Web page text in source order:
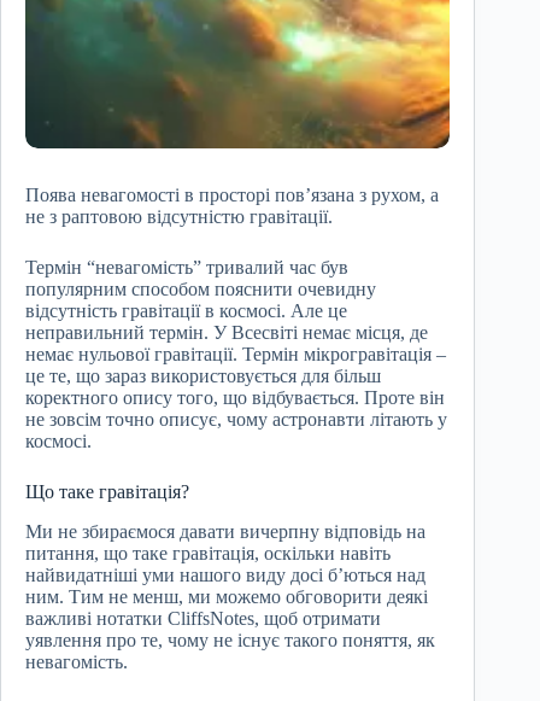
Поява невагомості в просторі пов’язана з рухом, а
не з раптовою відсутністю гравітації.
Термін “невагомість” тривалий час був
популярним способом пояснити очевидну
відсутність гравітації в космосі. Але це
неправильний термін. У Всесвіті немає місця, де
немає нульової гравітації. Термін мікрогравітація –
це те, що зараз використовується для більш
коректного опису того, що відбувається. Проте він
не зовсім точно описує, чому астронавти літають у
космосі.
Що таке гравітація?
Ми не збираємося давати вичерпну відповідь на
питання, що таке гравітація, оскільки навіть
найвидатніші уми нашого виду досі б’ються над
ним. Тим не менш, ми можемо обговорити деякі
важливі нотатки CliffsNotes, щоб отримати
уявлення про те, чому не існує такого поняття, як
невагомість.